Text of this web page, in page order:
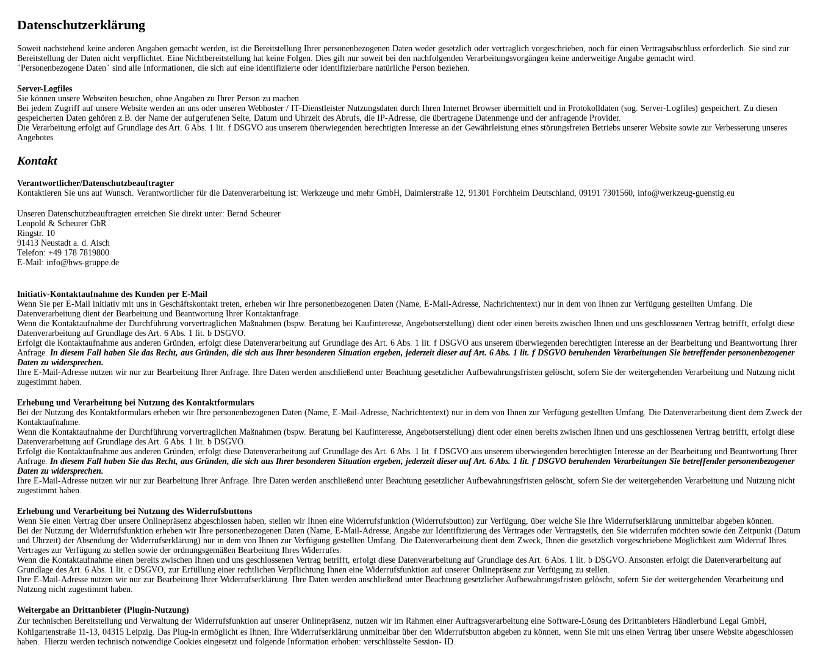
Datenschutzerklärung
Soweit nachstehend keine anderen Angaben gemacht werden, ist die Bereitstellung Ihrer personenbezogenen Daten weder gesetzlich oder vertraglich vorgeschrieben, noch für einen Vertragsabschluss erforderlich. Sie sind zur
Bereitstellung der Daten nicht verpflichtet. Eine Nichtbereitstellung hat keine Folgen. Dies gilt nur soweit bei den nachfolgenden Verarbeitungsvorgängen keine anderweitige Angabe gemacht wird.
"Personenbezogene Daten" sind alle Informationen, die sich auf eine identifizierte oder identifizierbare natürliche Person beziehen.
Server-Logfiles
Sie können unsere Webseiten besuchen, ohne Angaben zu Ihrer Person zu machen.
Bei jedem Zugriff auf unsere Website werden an uns oder unseren Webhoster / IT-Dienstleister Nutzungsdaten durch Ihren Internet Browser übermittelt und in Protokolldaten (sog. Server-Logfiles) gespeichert. Zu diesen
gespeicherten Daten gehören z.B. der Name der aufgerufenen Seite, Datum und Uhrzeit des Abrufs, die IP-Adresse, die übertragene Datenmenge und der anfragende Provider.
Die Verarbeitung erfolgt auf Grundlage des Art. 6 Abs. 1 lit. f DSGVO aus unserem überwiegenden berechtigten Interesse an der Gewährleistung eines störungsfreien Betriebs unserer Website sowie zur Verbesserung unseres
Angebotes.
Kontakt
Verantwortlicher/Datenschutzbeauftragter
Kontaktieren Sie uns auf Wunsch. Verantwortlicher für die Datenverarbeitung ist: Werkzeuge und mehr GmbH, Daimlerstraße 12, 91301 Forchheim Deutschland, 09191 7301560, info@werkzeug-guenstig.eu
Unseren Datenschutzbeauftragten erreichen Sie direkt unter: Bernd Scheurer
Leopold & Scheurer GbR
Ringstr. 10
91413 Neustadt a. d. Aisch
Telefon: +49 178 7819800
E-Mail: info@hws-gruppe.de
Initiativ-Kontaktaufnahme des Kunden per E-Mail
Wenn Sie per E-Mail initiativ mit uns in Geschäftskontakt treten, erheben wir Ihre personenbezogenen Daten (Name, E-Mail-Adresse, Nachrichtentext) nur in dem von Ihnen zur Verfügung gestellten Umfang. Die
Datenverarbeitung dient der Bearbeitung und Beantwortung Ihrer Kontaktanfrage.
Wenn die Kontaktaufnahme der Durchführung vorvertraglichen Maßnahmen (bspw. Beratung bei Kaufinteresse, Angebotserstellung) dient oder einen bereits zwischen Ihnen und uns geschlossenen Vertrag betrifft, erfolgt diese
Datenverarbeitung auf Grundlage des Art. 6 Abs. 1 lit. b DSGVO.
Erfolgt die Kontaktaufnahme aus anderen Gründen, erfolgt diese Datenverarbeitung auf Grundlage des Art. 6 Abs. 1 lit. f DSGVO aus unserem überwiegenden berechtigten Interesse an der Bearbeitung und Beantwortung Ihrer
Anfrage. In diesem Fall haben Sie das Recht, aus Gründen, die sich aus Ihrer besonderen Situation ergeben, jederzeit dieser auf Art. 6 Abs. 1 lit. f DSGVO beruhenden Verarbeitungen Sie betreffender personenbezogener
Daten zu widersprechen.
Ihre E-Mail-Adresse nutzen wir nur zur Bearbeitung Ihrer Anfrage. Ihre Daten werden anschließend unter Beachtung gesetzlicher Aufbewahrungsfristen gelöscht, sofern Sie der weitergehenden Verarbeitung und Nutzung nicht
zugestimmt haben.
Erhebung und Verarbeitung bei Nutzung des Kontaktformulars
Bei der Nutzung des Kontaktformulars erheben wir Ihre personenbezogenen Daten (Name, E-Mail-Adresse, Nachrichtentext) nur in dem von Ihnen zur Verfügung gestellten Umfang. Die Datenverarbeitung dient dem Zweck der
Kontaktaufnahme.
Wenn die Kontaktaufnahme der Durchführung vorvertraglichen Maßnahmen (bspw. Beratung bei Kaufinteresse, Angebotserstellung) dient oder einen bereits zwischen Ihnen und uns geschlossenen Vertrag betrifft, erfolgt diese
Datenverarbeitung auf Grundlage des Art. 6 Abs. 1 lit. b DSGVO.
Erfolgt die Kontaktaufnahme aus anderen Gründen, erfolgt diese Datenverarbeitung auf Grundlage des Art. 6 Abs. 1 lit. f DSGVO aus unserem überwiegenden berechtigten Interesse an der Bearbeitung und Beantwortung Ihrer
Anfrage. In diesem Fall haben Sie das Recht, aus Gründen, die sich aus Ihrer besonderen Situation ergeben, jederzeit dieser auf Art. 6 Abs. 1 lit. f DSGVO beruhenden Verarbeitungen Sie betreffender personenbezogener
Daten zu widersprechen.
Ihre E-Mail-Adresse nutzen wir nur zur Bearbeitung Ihrer Anfrage. Ihre Daten werden anschließend unter Beachtung gesetzlicher Aufbewahrungsfristen gelöscht, sofern Sie der weitergehenden Verarbeitung und Nutzung nicht
zugestimmt haben.
Erhebung und Verarbeitung bei Nutzung des Widerrufsbuttons
Wenn Sie einen Vertrag über unsere Onlinepräsenz abgeschlossen haben, stellen wir Ihnen eine Widerrufsfunktion (Widerrufsbutton) zur Verfügung, über welche Sie Ihre Widerrufserklärung unmittelbar abgeben können.
Bei der Nutzung der Widerrufsfunktion erheben wir Ihre personenbezogenen Daten (Name, E-Mail-Adresse, Angabe zur Identifizierung des Vertrages oder Vertragsteils, den Sie widerrufen möchten sowie den Zeitpunkt (Datum
und Uhrzeit) der Absendung der Widerrufserklärung) nur in dem von Ihnen zur Verfügung gestellten Umfang. Die Datenverarbeitung dient dem Zweck, Ihnen die gesetzlich vorgeschriebene Möglichkeit zum Widerruf Ihres
Vertrages zur Verfügung zu stellen sowie der ordnungsgemäßen Bearbeitung Ihres Widerrufes.
Wenn die Kontaktaufnahme einen bereits zwischen Ihnen und uns geschlossenen Vertrag betrifft, erfolgt diese Datenverarbeitung auf Grundlage des Art. 6 Abs. 1 lit. b DSGVO. Ansonsten erfolgt die Datenverarbeitung auf
Grundlage des Art. 6 Abs. 1 lit. c DSGVO, zur Erfüllung einer rechtlichen Verpflichtung Ihnen eine Widerrufsfunktion auf unserer Onlinepräsenz zur Verfügung zu stellen.
Ihre E-Mail-Adresse nutzen wir nur zur Bearbeitung Ihrer Widerrufserklärung. Ihre Daten werden anschließend unter Beachtung gesetzlicher Aufbewahrungsfristen gelöscht, sofern Sie der weitergehenden Verarbeitung und
Nutzung nicht zugestimmt haben.
Weitergabe an Drittanbieter (Plugin-Nutzung)
Zur technischen Bereitstellung und Verwaltung der Widerrufsfunktion auf unserer Onlinepräsenz, nutzen wir im Rahmen einer Auftragsverarbeitung eine Software-Lösung des Drittanbieters Händlerbund Legal GmbH,
Kohlgartenstraße 11-13, 04315 Leipzig. Das Plug-in ermöglicht es Ihnen, Ihre Widerrufserklärung unmittelbar über den Widerrufsbutton abgeben zu können, wenn Sie mit uns einen Vertrag über unsere Website abgeschlossen
haben. Hierzu werden technisch notwendige Cookies eingesetzt und folgende Information erhoben: verschlüsselte Session- ID.